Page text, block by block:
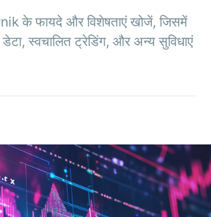
के फायदे और विशेषताएं खोजें, जिसमें
स्वचालित ट्रेडिंग, और अन्य सुविधाएं